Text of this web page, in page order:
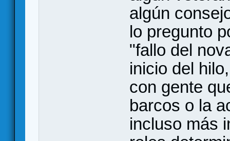
algún
lo pregunto
"fallo del
inicio del
con gente
barcos o la
incluso más